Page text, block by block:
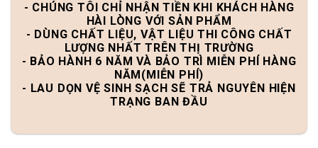
- CHÚNG TÔI CHỈ NHẬN TIỀN KHI KHÁCH HÀNG
HÀI LÒNG VỚI SẢN PHẨM
- DÙNG CHẤT LIỆU, VẬT LIỆU THI CÔNG CHẤT
LƯỢNG NHẤT TRÊN THỊ TRƯỜNG
- BẢO HÀNH 6 NĂM VÀ BẢO TRÌ MIỄN PHÍ HÀNG
NĂM(MIỄN PHÍ)
- LAU DỌN VỆ SINH SẠCH SẼ TRẢ NGUYÊN HIỆN
TRẠNG BAN ĐẦU